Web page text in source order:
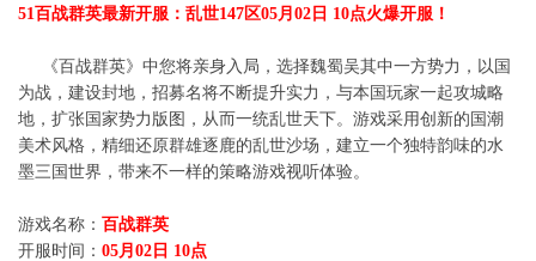
51百战群英最新开服：乱世147区05月02日 10点火爆开服！
《百战群英》中您将亲身入局，选择魏蜀吴其中一方势力，以国
为战，建设封地，招募名将不断提升实力，与本国玩家一起攻城略
地，扩张国家势力版图，从而一统乱世天下。游戏采用创新的国潮
美术风格，精细还原群雄逐鹿的乱世沙场，建立一个独特韵味的水
墨三国世界，带来不一样的策略游戏视听体验。
游戏名称： 百战群英
开服时间： 05月02日 10点